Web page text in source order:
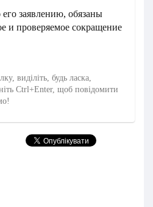
заявлению, обязаны
и проверяемое сокращение
виділіть, будь ласка,
Ctrl+Enter, щоб повідомити